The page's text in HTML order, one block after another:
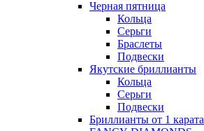
Черная пятница
Кольца
Серьги
Браслеты
Подвески
Якутские бриллианты
Кольца
Серьги
Подвески
Бриллианты от 1 карата